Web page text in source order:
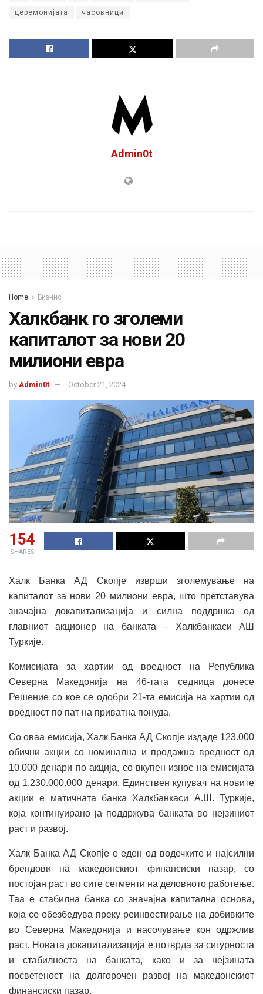
церемонијата часовници
Admin0t
Home Бизнис
Халкбанк го зголеми
капиталот за нови 20
милиони евра
by Admin0t October 21, 2024
154
SHARES
Халк Банка АД Скопје изврши зголемување на
капиталот за нови 20 милиони евра, што претставува
значајна докапитализација и силна поддршка од
главниот акционер на банката – Халкбанкаси АШ
Туркије.
Комисијата за хартии од вредност на Република
Северна Македонија на 46-тата седница донесе
Решение со кое се одобри 21-та емисија на хартии од
вредност по пат на приватна понуда.
Со оваа емисија, Халк Банка АД Скопје издаде 123.000
обични акции со номинална и продажна вредност од
10.000 денари по акција, со вкупен износ на емисијата
од 1.230.000.000 денари. Единствен купувач на новите
акции е матичната банка Халкбанкаси А.Ш. Туркије,
која континуирано ја поддржува банката во нејзиниот
раст и развој.
Халк Банка АД Скопје е еден од водечките и најсилни
брендови на македонскиот финансиски пазар, со
постојан раст во сите сегменти на деловното работење.
Таа е стабилна банка со значајна капитална основа,
која се обезбедува преку реинвестирање на добивките
во Северна Македонија и насочување кон одржлив
раст. Новата докапитализација е потврда за сигурноста
и стабилноста на банката, како и за нејзината
посветеност на долгорочен развој на македонскиот
финансиски пазар.